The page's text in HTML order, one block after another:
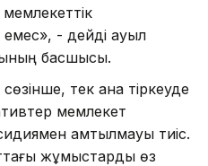
емес», - дейді ауыл
басшысы.
тек қана тіркеуде
мемлекет
қамтылмауы тиіс.
жұмыстарды өз